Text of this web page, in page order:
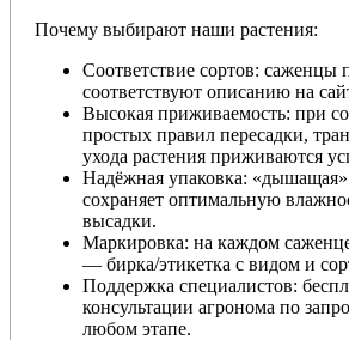
Почему выбирают наши растения:
Соответствие сортов: саженцы
соответствуют описанию на
Высокая приживаемость: при
простых правил пересадки,
ухода растения приживаются
Надёжная упаковка: «дышащая»
сохраняет оптимальную
высадки.
Маркировка: на каждом
— бирка/этикетка с видом и
Поддержка специалистов:
консультации агронома по
любом этапе.